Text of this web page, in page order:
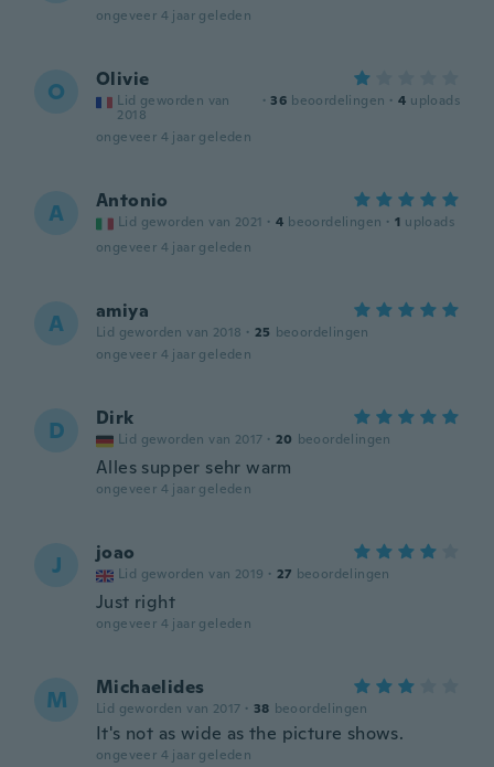
ongeveer 4 jaar geleden
O Olivie
Lid geworden van
2018
· 36 beoordelingen · 4 uploads
ongeveer 4 jaar geleden
A Antonio
Lid geworden van 2021 · 4 beoordelingen · 1 uploads
ongeveer 4 jaar geleden
A amiya
Lid geworden van 2018 · 25 beoordelingen
ongeveer 4 jaar geleden
D Dirk
Lid geworden van 2017 · 20 beoordelingen
Alles supper sehr warm
ongeveer 4 jaar geleden
J joao
Lid geworden van 2019 · 27 beoordelingen
Just right
ongeveer 4 jaar geleden
M Michaelides
Lid geworden van 2017 · 38 beoordelingen
It's not as wide as the picture shows.
ongeveer 4 jaar geleden